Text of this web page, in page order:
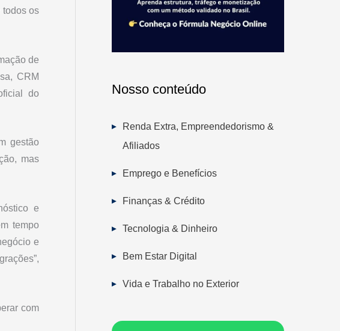
todos os
de
CRM
do
gestão
mas
e
tempo
e
com
Nosso conteúdo
Renda Extra, Empreendedorismo &
Afiliados
Emprego e Benefícios
Finanças & Crédito
Tecnologia & Dinheiro
Bem Estar Digital
Vida e Trabalho no Exterior